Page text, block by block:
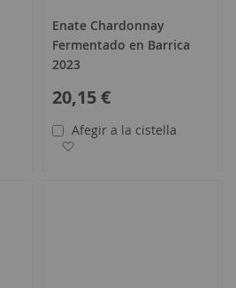
Enate Chardonnay
Fermentado en Barrica
2023
20,15 €
Afegir a la cistella